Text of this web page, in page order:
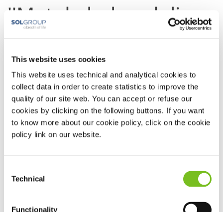
This website uses cookies
This website uses technical and analytical cookies to
collect data in order to create statistics to improve the
quality of our site web. You can accept or refuse our
cookies by clicking on the following buttons. If you want
to know more about our cookie policy, click on the cookie
policy link on our website.
Selection
Technical
Functionality
''Met de behandeling
van apneu komen
mensen weer in een
opwaartse spiraal.''
Ik realiseerde me dat ik jaren vóór de diagnose al
slaapapneu gehad moet hebben. En dat zien we ook
terug in onderzoek. Gemiddeld duurt het 5-8 jaar voordat
mensen die we op ledenvergaderingen en bijeenkomsten
spreken, hebben een vergelijkbaar verhaal. Ze kwamen